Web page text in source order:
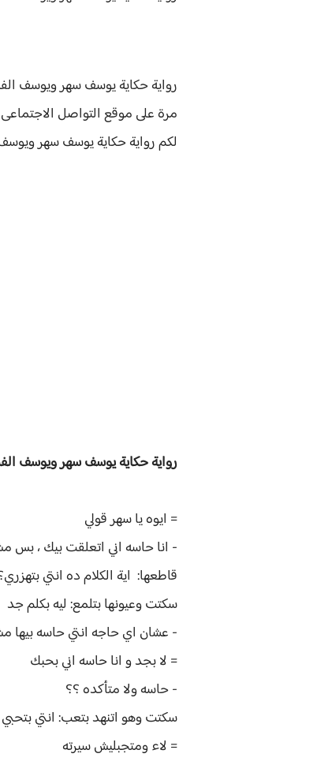
رواية حكاية يوسف سهر ويوسف الفصل العاشر 10 هى رواية
مرة على موقع التواصل الاجتماعى
لكمروايةحكاية يوسف سهر
روايةحكاية يوسف سهر ويوسف
= ايوه يا سهر قولي
- انا حاسه اني اتعلقت بيك ،
قاطعها: اية الكلام ده انتي
سكتت وعيونها بتلمع: ليه بكلم جد
- عشان اي حاجه انتي حاسه
= لا بجد و انا حاسه اني بحبك
- حاسه ولا متأكده ؟؟
سكتت وهو اتنهد بتعب: انتي
= لاء ومتجبليش سيرته